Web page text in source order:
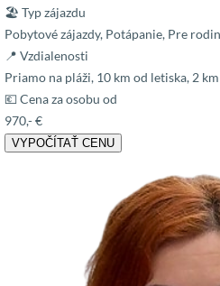
🏖 Typ zájazdu
Pobytové zájazdy, Potápanie, Pre
📍 Vzdialenosti
Priamo na pláži, 10 km od letiska, 2
💶 Cena za osobu od
970,- €
VYPOČÍTAŤ CENU